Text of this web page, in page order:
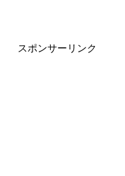
スポンサーリンク